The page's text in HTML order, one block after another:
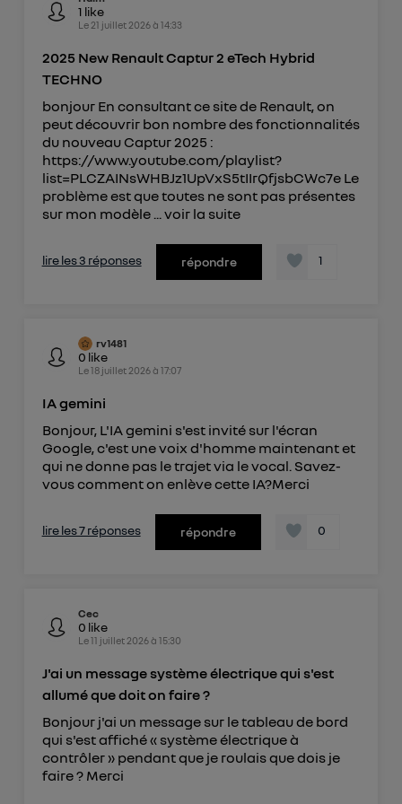
1 like
Le 21 juillet 2026à 14:33
2025 New Renault Captur 2 eTech Hybrid
TECHNO
bonjour En consultant ce site de Renault, on
peut découvrir bon nombre des fonctionnalités
du nouveau Captur 2025 :
https://www.youtube.com/playlist?
list=PLCZAINsWHBJz1UpVxS5tIIrQfjsbCWc7e Le
problème est que toutes ne sont pas présentes
sur mon modèle ... voir la suite
lire les 3 réponses répondre 1
rv1481
0 like
Le18 juillet 2026à 17:07
IA gemini
Bonjour, L'IA gemini s'est invité sur l'écran
Google, c'est une voix d'homme maintenant et
qui ne donne pas le trajet via le vocal. Savez-
vous comment on enlève cette IA?Merci
lire les 7 réponses répondre 0
Cec
0 like
Le11 juillet 2026à 15:30
J'ai un message système électrique qui s'est
allumé que doit on faire ?
Bonjour j'ai un message sur le tableau de bord
qui s'est affiché « système électrique à
contrôler » pendant que je roulais que dois je
faire ? Merci